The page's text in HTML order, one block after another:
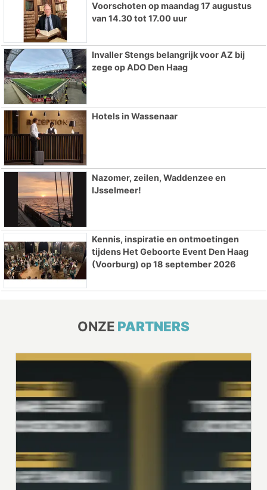
Voorschoten op maandag 17 augustus
van 14.30 tot 17.00 uur
Invaller Stengs belangrijk voor AZ bij
zege op ADO Den Haag
Hotels in Wassenaar
Nazomer, zeilen, Waddenzee en
IJsselmeer!
Kennis, inspiratie en ontmoetingen
tijdens Het Geboorte Event Den Haag
(Voorburg) op 18 september 2026
ONZE PARTNERS